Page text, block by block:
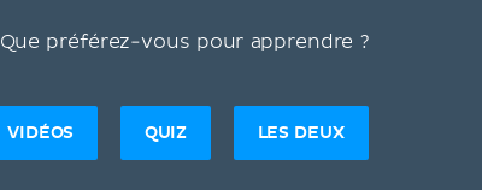
Que préférez-vous pour apprendre ?
VIDÉOS QUIZ LES DEUX